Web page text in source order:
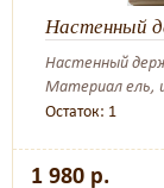
Настенный
Настенный
Материал ель,
Остаток: 1
1 980 р.